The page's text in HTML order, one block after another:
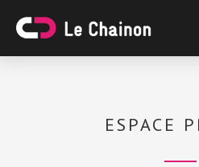
ESPACE